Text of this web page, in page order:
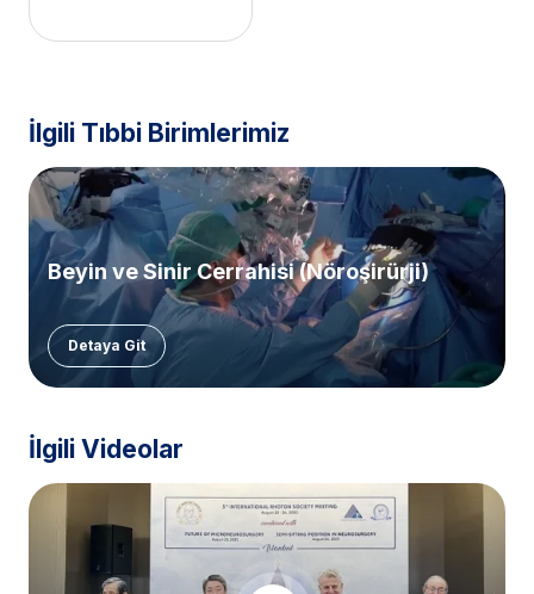
İlgili Tıbbi Birimlerimiz
Beyin ve Sinir Cerrahisi (Nöroşirürji)
Detaya Git
İlgili Videolar